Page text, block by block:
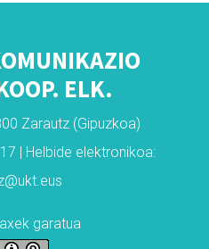
ELK.
Zarautz (Gipuzkoa)
| Helbide elektronikoa:
garatua